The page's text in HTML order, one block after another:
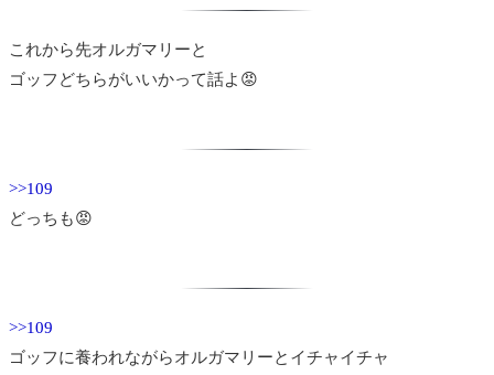
これから先オルガマリーと
ゴッフどちらがいいかって話よ😡
>>109
どっちも😡
>>109
ゴッフに養われながらオルガマリーとイチャイチャ